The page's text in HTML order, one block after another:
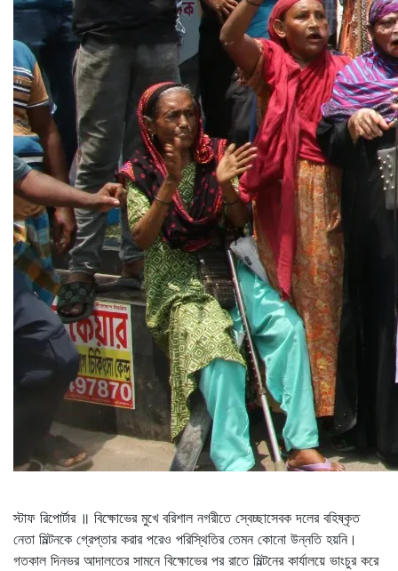
স্টাফ রিপোর্টার ॥ বিক্ষোভের মুখে বরিশাল নগরীতে স্বেচ্ছাসেবক দলের বহিষ্কৃত
নেতা মিল্টনকে গ্রেপ্তার করার পরেও পরিস্থিতির তেমন কোনো উন্নতি হয়নি।
গতকাল দিনভর আদালতের সামনে বিক্ষোভের পর রাতে মিল্টনের কার্যালয়ে ভাংচুর করে